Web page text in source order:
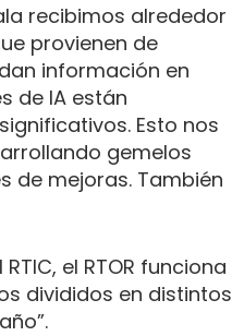
recibimos alrededor
provienen de
información en
de IA están
Esto nos
gemelos
de mejoras. También
el RTOR funciona
divididos en distintos